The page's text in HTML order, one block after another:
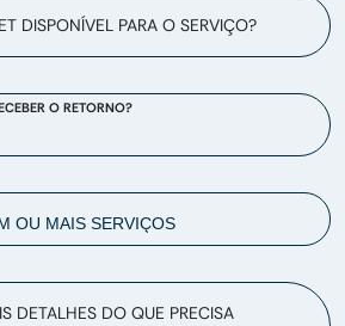
DISPONÍVEL PARA O SERVIÇO?
O RETORNO?
DETALHES DO QUE PRECISA